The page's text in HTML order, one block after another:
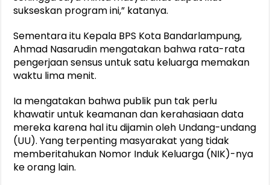
sukseskan program ini,” katanya.
Sementara itu Kepala BPS Kota Bandarlampung,
Ahmad Nasarudin mengatakan bahwa rata-rata
pengerjaan sensus untuk satu keluarga memakan
waktu lima menit.
Ia mengatakan bahwa publik pun tak perlu
khawatir untuk keamanan dan kerahasiaan data
mereka karena hal itu dijamin oleh Undang-undang
(UU). Yang terpenting masyarakat yang tidak
memberitahukan Nomor Induk Keluarga (NIK)-nya
ke orang lain.